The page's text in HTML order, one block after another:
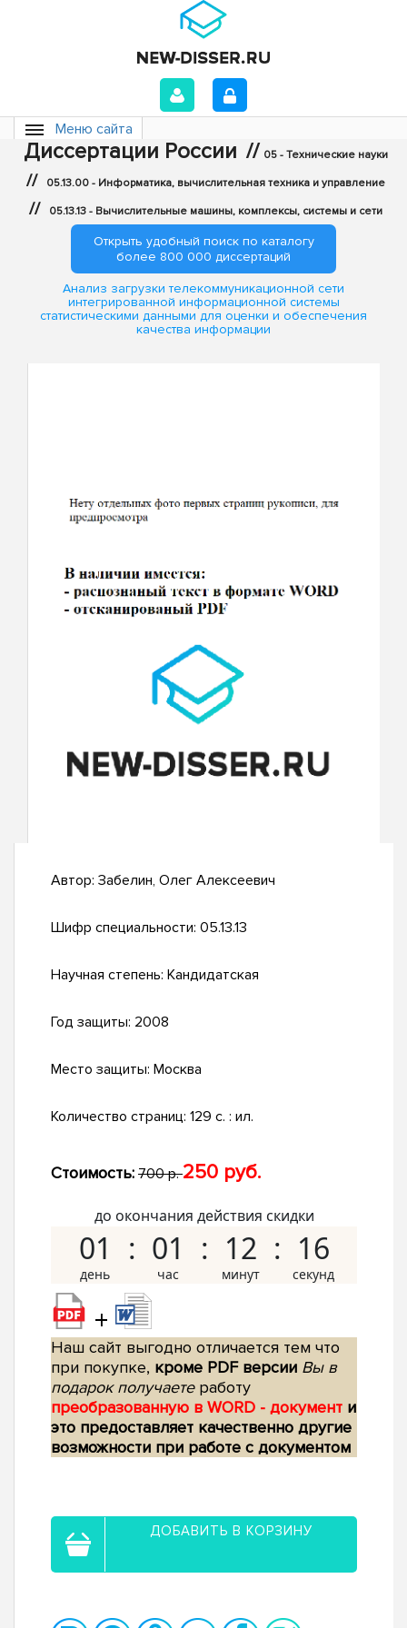
Меню сайта
Диссертации России // 05 - Технические науки
// 05.13.00 - Информатика, вычислительная техника и управление
// 05.13.13 - Вычислительные машины, комплексы, системы и сети
Открыть удобный поиск по каталогу
более 800 000 диссертаций
Анализ загрузки телекоммуникационной сети
интегрированной информационной системы
статистическими данными для оценки и обеспечения
качества информации
Автор: Забелин, Олег Алексеевич
Шифр специальности: 05.13.13
Научная степень: Кандидатская
Год защиты: 2008
Место защиты: Москва
Количество страниц: 129 с. : ил.
Стоимость: 700 р.250 руб.
до окончания действия скидки
01 01 12 15
+
Наш сайт выгодно отличается тем что
при покупке, кроме PDF версии Вы в
подарок получаетеработу
преобразованную в WORD - документ и
это предоставляет качественно другие
возможности при работе с документом
ДОБАВИТЬ В КОРЗИНУ